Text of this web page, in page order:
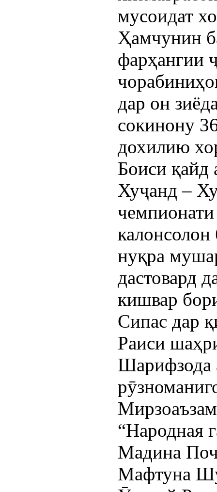
мусоидат
Ҳамчунин
фарҳангии
дар он
сокинону
дохилию
Боиси қайд
Хуҷанд –
нуқра
дастовард
кишвар
Сипас дар
Раиси
Шарифзода
“Народная
Мадина
Мафтуна